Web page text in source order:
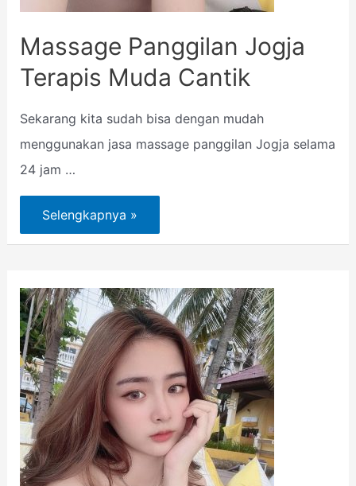
Massage Panggilan Jogja
Terapis Muda Cantik
Sekarang kita sudah bisa dengan mudah
menggunakan jasa massage panggilan Jogja selama
24 jam …
Selengkapnya »